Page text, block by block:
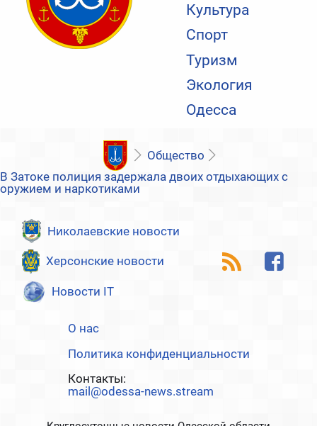
Культура
Спорт
Туризм
Экология
Одесса
Общество
В Затоке полиция задержала двоих отдыхающих с
оружием и наркотиками
Николаевские новости
Херсонские новости
Новости IT
О нас
Политика конфиденциальности
Контакты:
mail@odessa-news.stream